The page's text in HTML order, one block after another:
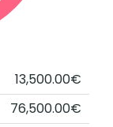
13,500.00€
76,500.00€